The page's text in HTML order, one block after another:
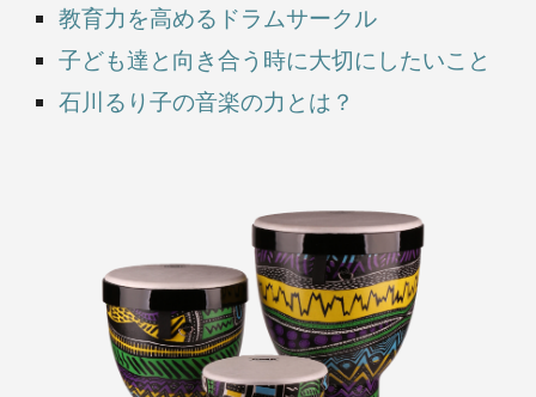
教育力を高めるドラムサークル
子ども達と向き合う時に大切にしたいこと
石川るり子の音楽の力とは？